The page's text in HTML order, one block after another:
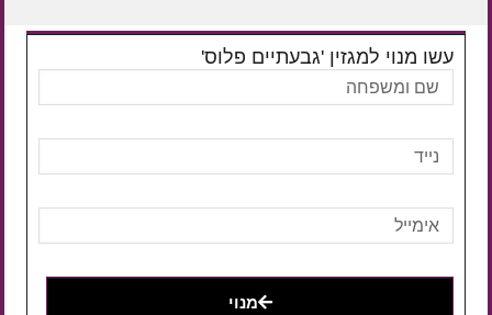
עשו מנוי למגזין 'גבעתיים פלוס'
מנוי